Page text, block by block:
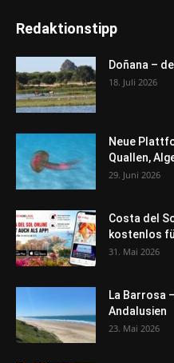
Redaktionstipp
Doñana –
18. Juli 2026
Neue
Quallen,
29. Juni 2026
Costa del
kostenlos
31. Mai 2026
La Barrosa
Andalusien
23. Mai 2026